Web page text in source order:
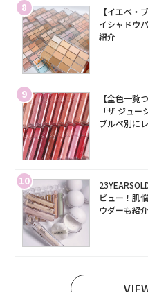
8
【イエベ・
イシャドウ
紹介
9
【全色一覧
「ザ ジュ
ブルベ別に
10
ビュー！肌
ウダーも紹介